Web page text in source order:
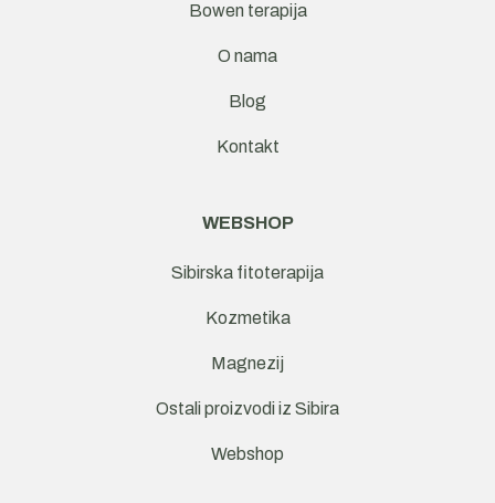
Bowen terapija
O nama
Blog
Kontakt
WEBSHOP
Sibirska fitoterapija
Kozmetika
Magnezij
Ostali proizvodi iz Sibira
Webshop